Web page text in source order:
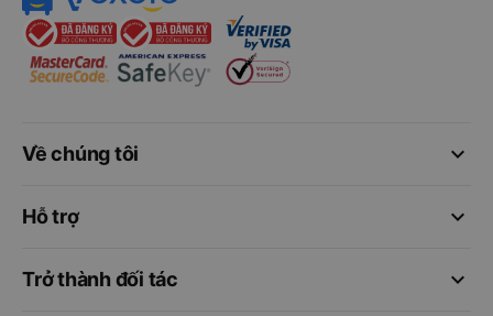
keyboard_arrow_down
Về chúng tôi
keyboard_arrow_down
Hỗ trợ
keyboard_arrow_down
Trở thành đối tác